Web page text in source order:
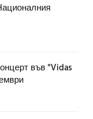
във "Vidas